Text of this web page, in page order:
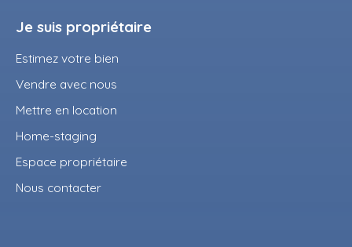
Je suis propriétaire
Estimez votre bien
Vendre avec nous
Mettre en location
Home-staging
Espace propriétaire
Nous contacter